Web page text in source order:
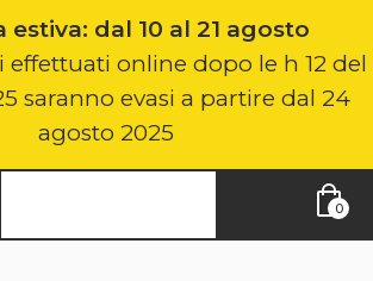
estiva: dal 10 al 21 agosto
online dopo le h 12 del
saranno evasi a partire dal 24
agosto 2025
0